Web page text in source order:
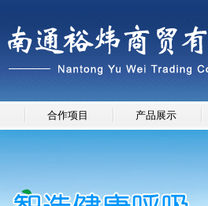
合作项目 产品展示